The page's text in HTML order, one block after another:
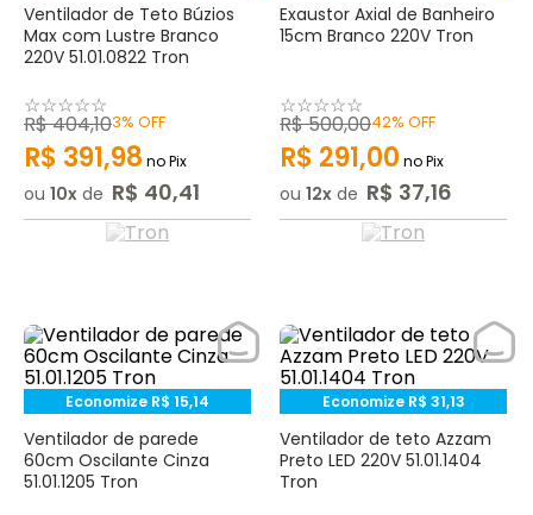
Ventilador de Teto Búzios
Max com Lustre Branco
220V 51.01.0822 Tron
☆☆☆☆☆
R$404,103% OFF
R$ 391,98 no Pix
ou 10 de R$ 40,41
Exaustor Axial de Banheiro
15cm Branco 220V Tron
☆☆☆☆☆
R$500,0042% OFF
R$ 291,00 no Pix
ou 12 de R$ 37,16
Economize R$ 15,14
Ventilador de parede
60cm Oscilante Cinza
51.01.1205 Tron
Economize R$ 31,13
Ventilador de teto Azzam
Preto LED 220V 51.01.1404
Tron